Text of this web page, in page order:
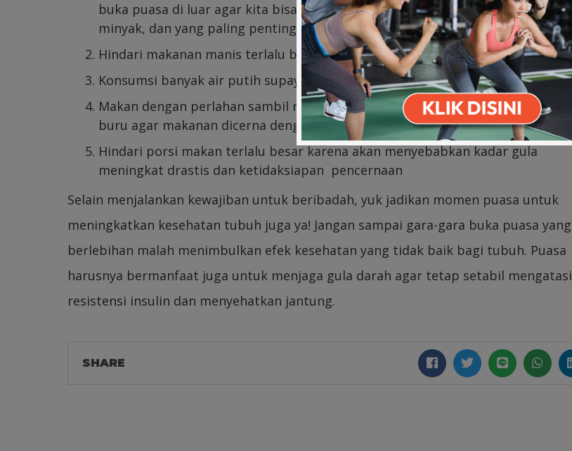
Download on the
Apps Store
Get it on Play
Store
buka puasa di luar agar kita bisa mengatur sendiri kadar gula, penggunaan
minyak, dan yang paling penting kebersihan makanan
Hindari makanan manis terlalu banyak dan goreng-gorengan setiap hari
Konsumsi banyak air putih supaya tubuh tetap terhidrasi
Makan dengan perlahan sambil menikmati momen buka puasa tanpa terburu-
buru agar makanan dicerna dengan baik
Hindari porsi makan terlalu besar karena akan menyebabkan kadar gula
meningkat drastis dan ketidaksiapan pencernaan
Selain menjalankan kewajiban untuk beribadah, yuk jadikan momen puasa untuk
meningkatkan kesehatan tubuh juga ya! Jangan sampai gara-gara buka puasa yang
berlebihan malah menimbulkan efek kesehatan yang tidak baik bagi tubuh. Puasa
harusnya bermanfaat juga untuk menjaga gula darah agar tetap setabil mengatasi
resistensi insulin dan menyehatkan jantung.
SHARE